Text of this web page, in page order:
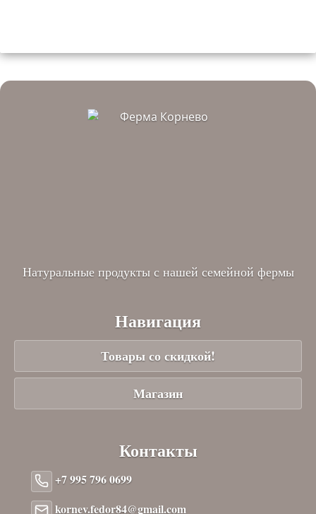
Натуральные продукты с нашей семейной фермы
Навигация
Товары со скидкой!
Магазин
Контакты
+7 995 796 0699
kornev.fedor84@gmail.com